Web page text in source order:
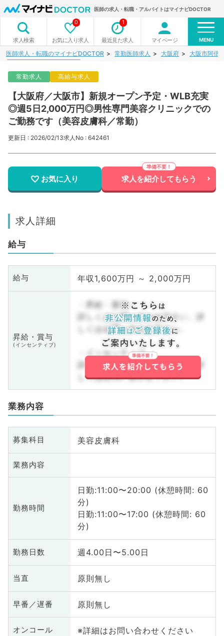
医師の求人・転職・アルバイトはマイナビDOCTOR
求人検索 お気に入り求人
0
最近見た求人
1
マイページ MENU
医師求人・転職のマイナビDOCTOR 常勤医師求人 大阪府 大阪市阿倍
常勤求人 高給与求人
【大阪府／大阪市】新規オープン予定・WLB充実
◎週5日2,000万円◎男性専門美容クリニックでの
ご勤務です（美容皮膚科／常勤）
更新日 : 2026/02/13求人No : 642461
お気に入り 求人を紹介してもらう
求人詳細
給与
給与 年収1,600万円 ～ 2,000万円
昇給・賞与
(インセンティブ)
・昇給・賞与
詳しくはお問い合わせ下さい。詳
しくはお問い合わせ下さい。
・インセンティブ
詳しくはお問い合わせ下さい。詳
しくはお問い合わせ下さい。
業務内容
募集科目 美容皮膚科
業務内容
勤務時間
日勤:11:00〜20:00 (休憩時間: 60
分)
日勤:11:00〜17:00 (休憩時間: 60
分)
勤務日数 週4.00日〜5.00日
当直 原則無し
早番／遅番 原則無し
オンコール ※詳細はお問い合わせください